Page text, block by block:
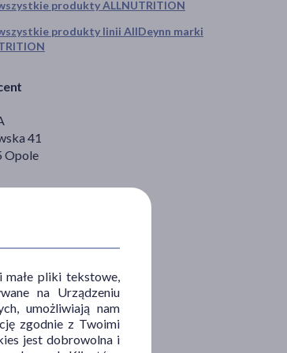
produkty ALLNUTRITION
produkty linii AllDeynn marki
41
Opole
małe pliki tekstowe,
na Urządzeniu
umożliwiają nam
zgodnie z Twoimi
jest dobrowolna i